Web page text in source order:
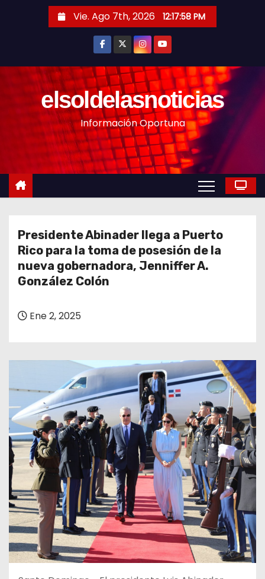
n
Vie. Ago 7th, 2026 12:17:59 PM
elsoldelasnoticias
Información Oportuna
Presidente Abinader llega a Puerto
Rico para la toma de posesión de la
nueva gobernadora, Jenniffer A.
González Colón
Ene 2, 2025